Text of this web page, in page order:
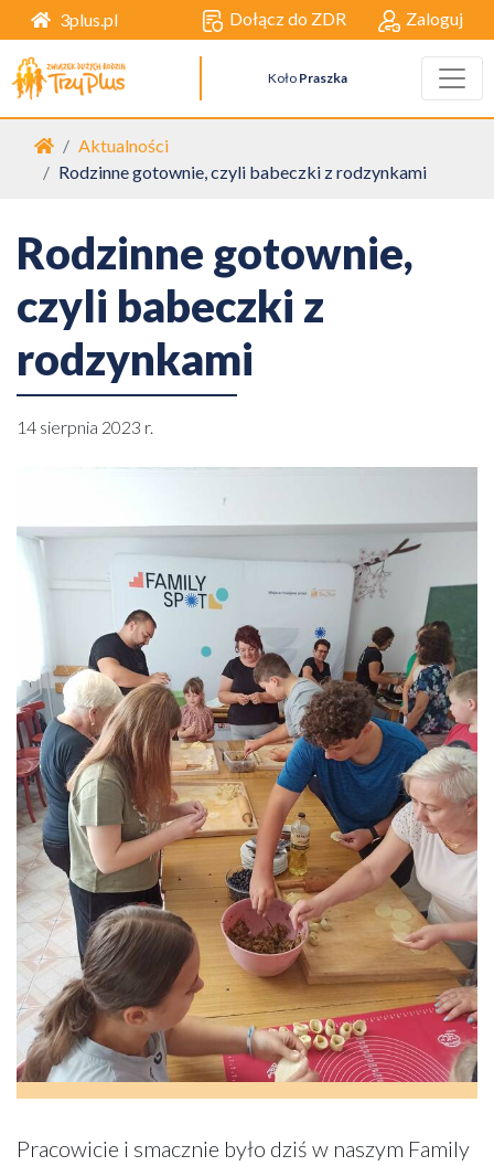
3plus.pl Dołącz do ZDR Zaloguj
Koło Praszka
Strona główna
Aktualności
Rodzinne gotownie, czyli babeczki z rodzynkami
Rodzinne gotownie,
czyli babeczki z
rodzynkami
14 sierpnia 2023 r.
Pracowicie i smacznie było dziś w naszym Family